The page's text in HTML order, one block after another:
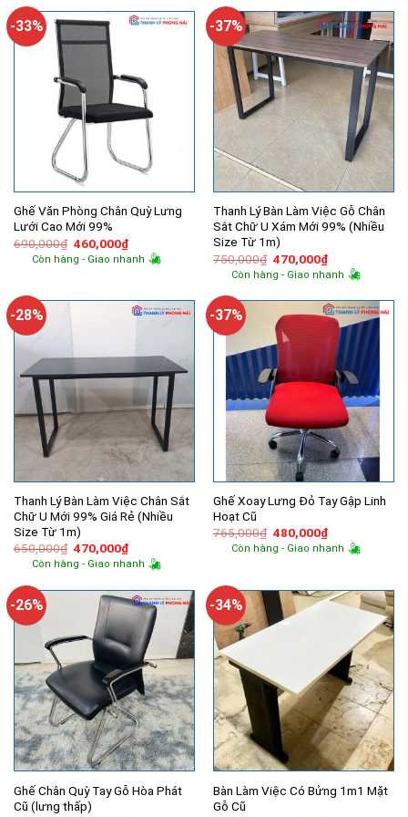
450,000₫.
450,000₫.
-33%
Ghế Văn Phòng Chân Quỳ Lưng
Lưới Cao Mới 99%
690,000₫ Giá
gốc
là:
460,000₫Giá
hiện
tại
Còn hàng - Giao nhanh
-37%
Thanh Lý Bàn Làm Việc Gỗ Chân
Sắt Chữ U Xám Mới 99% (Nhiều
Size Từ 1m)
750,000₫ Giá
gốc
là:
470,000₫Giá
hiện
tại
470,000₫.
Còn hàng - Giao nhanh
-28%
Thanh Lý Bàn Làm Việc Chân Sắt
Chữ U Mới 99% Giá Rẻ (Nhiều
Size Từ 1m)
650,000₫ Giá
gốc
là:
470,000₫Giá
hiện
tại
470,000₫.
Còn hàng - Giao nhanh
-37%
Ghế Xoay Lưng Đỏ Tay Gập Linh
Hoạt Cũ
765,000₫ Giá
gốc
là:
480,000₫Giá
hiện
tại
Còn hàng - Giao nhanh
-26%
Ghế Chân Quỳ Tay Gỗ Hòa Phát
Cũ (lưng thấp)
-34%
Bàn Làm Việc Có Bửng 1m1 Mặt
Gỗ Cũ